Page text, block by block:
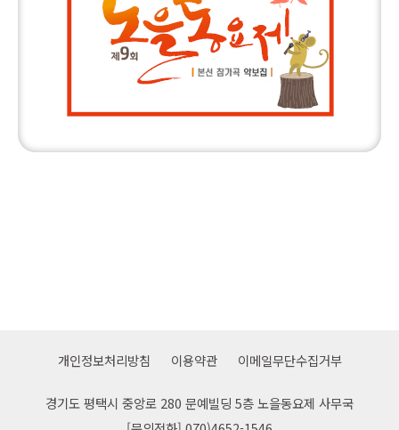
개인정보처리방침 이용약관 이메일무단수집거부
경기도 평택시 중앙로 280 문예빌딩 5층 노을동요제 사무국